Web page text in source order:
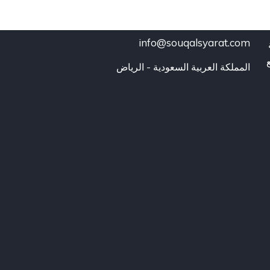
info@souqalsyarat.com
المملكة العربية السعودية - الرياض